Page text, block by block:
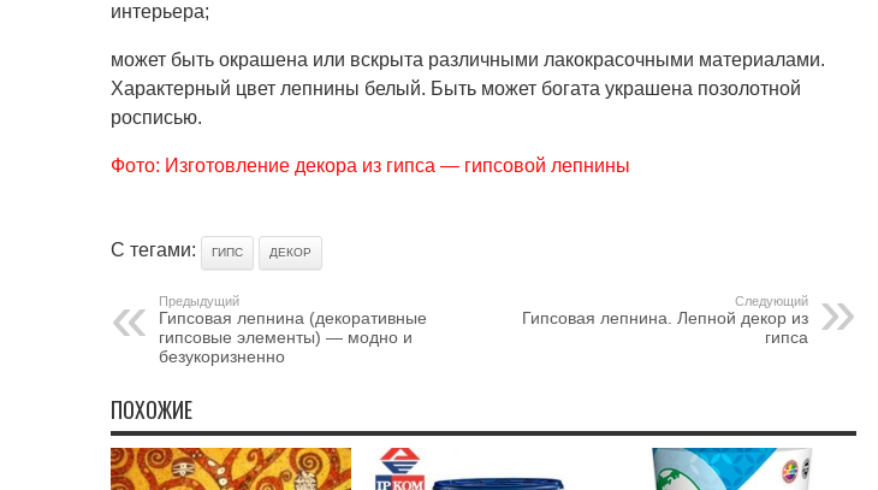
интерьера;
может быть окрашена или вскрыта различными лакокрасочными материалами.
Характерный цвет лепнины белый. Быть может богата украшена позолотной
росписью.
Фото: Изготовление декора из гипса — гипсовой лепнины
С тегами: ГИПС ДЕКОР
Предыдущий
Гипсовая лепнина (декоративные
гипсовые элементы) — модно и
безукоризненно
Следующий
Гипсовая лепнина. Лепной декор из
гипса
ПОХОЖИЕ